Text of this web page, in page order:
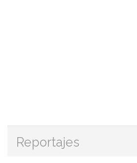
Reportajes